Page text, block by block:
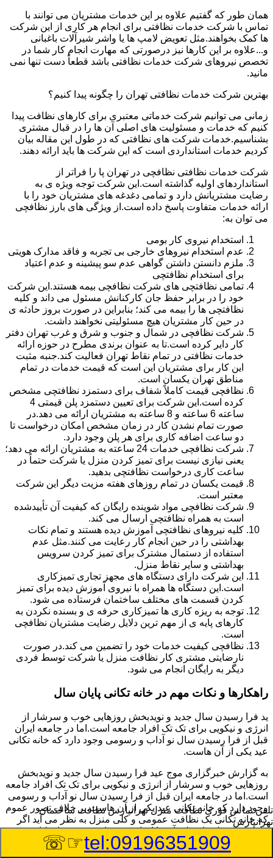
همان طور که گفتیم علاوه بر این خدمات مشتریان می توانند با
تماس با شرکت خدمات نظافتی برای انجام هر کاری از این شرکت
ها کمک بخواهند.مثل تعویض لامپ ها یا واشر شیرآلات باغبانی
و...علاوه بر این کارها نیز درصورتی که مهارت انجام کار شما در
تخصص نیروهای شرکت خدمات نظافتی باشد قطعاً دست تنها نمی
مانید.
بهترین شرکت خدمات نظافتی تهران را چگونه پیدا کنیم؟
زمانی می توانیم شرکت خدماتی معتبری برای کارهای نظافت پیدا
کنیم که خدمات و مسئولیت های اصلی آن ها را در قبال مشتری
بشناسیم.خدمات شرکت های نظافتی که در طول این مقاله بیان
کردیم خدمات استانداردی است که این شرکت ها باید ارائه دهند.
شرکت خدمات نظافتی نظافچی در تهران پا را فراتر از
استانداردهای اولیه گذاشته است.این شرکت توجه ویژه ی به
رضایت مشتریانش دارد و تمامی دغدغه های مشتریان خود را با
ارائه خدمات متفاوت پاسخ داده است.از ویژگی های بارز نظافچی
می توان به:
استخدام نیروی کار بومی
عدم استخدام نیروهای خارجی بی تجربه و فاقد مدارک هویتی
ملزم دانستن داشتن گواهی عدم سو پیشینه و عدم اعتیاد
برای استخدام نظافتچی
تمامی نظافتچی های شرکت نظافچی بیمه هستند.این شرکت
خود را در برابر حفظ جان کارکنانش مسئول می داند و کلیه
نظافتچی ها را بیمه می کند؛ بنابراین در صورت بروز حادثه ی
در حین کار مشتریان هیچ مسئولیتی نخواهند داشت.
شرکت نظافچی در شمال و جنوب و شرق و غرب تهران دفتر
کار دایر کرده است.تا به عنوان برندی مطرح در حوزه ارائه
خدمات نظافتی در تمام نقاط تهران فعالیت کند.جنبه مثبت
این کار برای مشتریان این است که قیمت خدمات در تمام
مناطق تهران یکسان است.
نظافچی قیمت کاملاً شفاف برای دستمزد نظافتچی مشخص
کرده است.این شرکت برای تعیین دستمزد پلن قیمتی 4
ساعته 6 ساعته و 8 ساعته به مشتریان ارائه می دهد.در
صورت تمام نشدن کار در زمان مشخص امکان درخواست تا
دو ساعت اضافه کاری برای هر پلن وجود دارد.
شرکت نظافچی خدمات 24 ساعته به مشتریان ارائه می دهد؛
یعنی نیازی نیست برای تمیز کردن منزل یا شرکت حتماً در
ساعت کاری درخواست نظافتچی بدهید.
قیمت یکسان در تمام روزهای هفته مزیت دیگر این شرکت
معتبر است.
شرکت نظافچی مواد شوینده رایگان که کیفیت آن تأییدشده
است به همراه نظافتچی ارسال می کند.
کلیه نیروهای نظافتچی آموزش دیده هستند و تمام نکات
بهداشتی را در حین انجام کار رعایت می کنند.مثل عدم
استفاده از دستمال مشترک برای تمیز کردن سرویس
بهداشتی و سایر نقاط منزل.
این شرکت دارای دستگاه های مجهز تجاری تمیزکاری
است.این دستگاه ها همراه با نیروی آموزش دیده برای تمیز
کردن قسمت های مختلف ساختمان فرستاده می شود.
توجه به ریزه کاری ها تمیزکاری حرفه ی و بسنده نکردن به
کارهای پایه ی از مهم ترین دلایل رضایت مشتریان نظافچی
است.
نظافچی کیفیت خدمات خود را تضمین می کند.در صورت
نارضایتی مشتری کار نظافت منزل یا شرکت توسط فردی
دیگر به رایگان انجام می شود.
راهکارها و نکات مهم در خانه تکانی پایان سال
ید فرا رسیدن سال جدید و نویدبخش روزهایی خوب و سرشار از
انرژی و نیکویی برای تک تک افراد جامعه است.اما در جامعه ایران
قبل از فرا رسیدن سال نو آداب و رسومی وجود دارد که خانه تکانی
عید یکی از آن هاست.
به گزارش خبرگزاری موج عید فرا رسیدن سال جدید و نویدبخش
روزهایی خوب و سرشار از انرژی و نیکویی برای تک تک افراد جامعه
است.اما در جامعه ایران قبل از فرا رسیدن سال نو آداب و رسومی
وجود دارد که خانه تکانی عید یکی از آن هاست.بر خلاف تصور عموم
که خانه تکانی یک نظافت عمومی و کلی منزل به نظر می آید اگر
بخواهیم به طور اصولی آن را انجام دهیم باید به برخی از نکات توجه
بیشتر داشته باشیم.
تلفن تماس فورینظافت منزل تهرانپارس نظافت ساختمان
تهرانپارس
tel:09196351909
☞☏